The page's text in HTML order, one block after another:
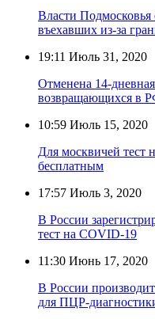
Власти
въехавших из-за
19:11 Июль 31, 2020
Отменена 14-
возвращающихся в
10:59 Июль 15, 2020
Для москвичей тест
бесплатным
17:57 Июль 3, 2020
В России
тест на COVID-19
11:30 Июнь 17, 2020
В России
для ПЦР-